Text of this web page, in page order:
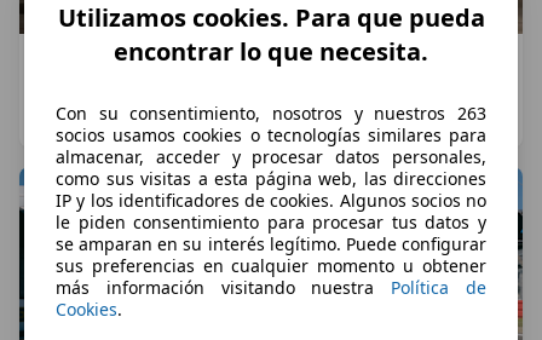
Utilizamos cookies. Para que pueda
encontrar lo que necesita.
Con su consentimiento, nosotros y nuestros 263
socios usamos cookies o tecnologías similares para
almacenar, acceder y procesar datos personales,
como sus visitas a esta página web, las direcciones
IP y los identificadores de cookies. Algunos socios no
le piden consentimiento para procesar tus datos y
se amparan en su interés legítimo. Puede configurar
sus preferencias en cualquier momento u obtener
más información visitando nuestra Política de
Cookies.
El primer Range Rover eléctrico ya está aquí y no
Ignacio Crocicchia · 01/08/2026 · 6 minutos de lectura